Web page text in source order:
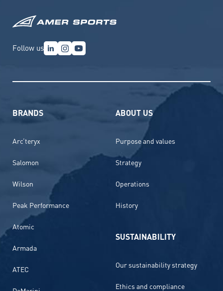
Follow us
BRANDS
Arc’teryx
Salomon
Wilson
Peak Performance
Atomic
Armada
ATEC
ABOUT US
Purpose and values
Strategy
Operations
History
SUSTAINABILITY
Our sustainability strategy
Ethics and compliance